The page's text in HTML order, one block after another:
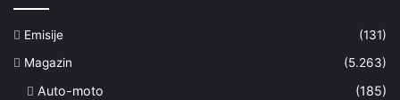
Emisije
(131)
Magazin
(5.263)
Auto-moto
(185)